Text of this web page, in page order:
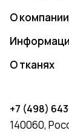
О компании
О тканях
+7 (498)
140060,